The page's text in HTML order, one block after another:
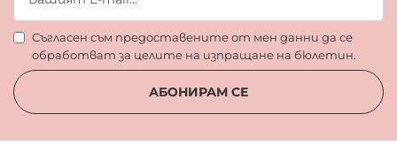
Съгласен съм предоставените от мен данни да се
обработват за целите на изпращане на бюлетин.
АБОНИРАМ СЕ